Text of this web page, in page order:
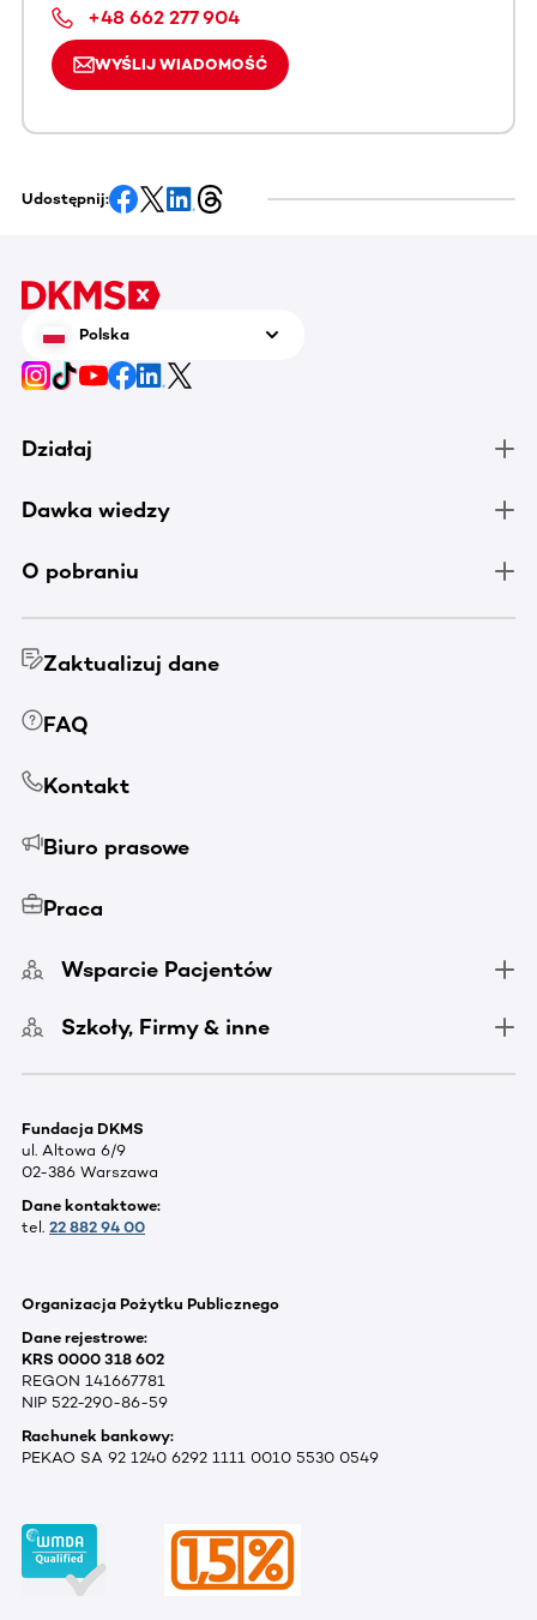
+48 662 277 904
WYŚLIJ WIADOMOŚĆ
Udostępnij:
Polska
Działaj
Dawka wiedzy
O pobraniu
Zaktualizuj dane
FAQ
Kontakt
Biuro prasowe
Praca
Wsparcie Pacjentów
Szkoły, Firmy & inne
Fundacja DKMS
ul. Altowa 6/9
02-386 Warszawa
Dane kontaktowe:
tel. 22 882 94 00
Organizacja Pożytku Publicznego
Dane rejestrowe:
KRS 0000 318 602
REGON 141667781
NIP 522-290-86-59
Rachunek bankowy:
PEKAO SA 92 1240 6292 1111 0010 5530 0549